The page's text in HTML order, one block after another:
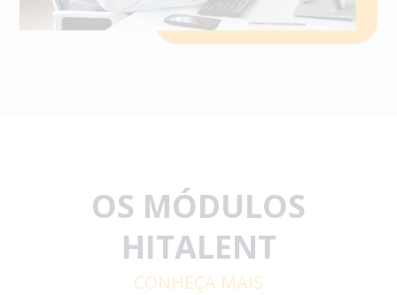
OS MÓDULOS
HITALENT
CONHEÇA MAIS